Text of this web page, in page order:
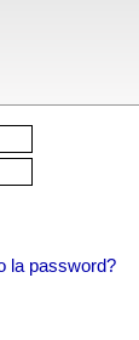
la password?